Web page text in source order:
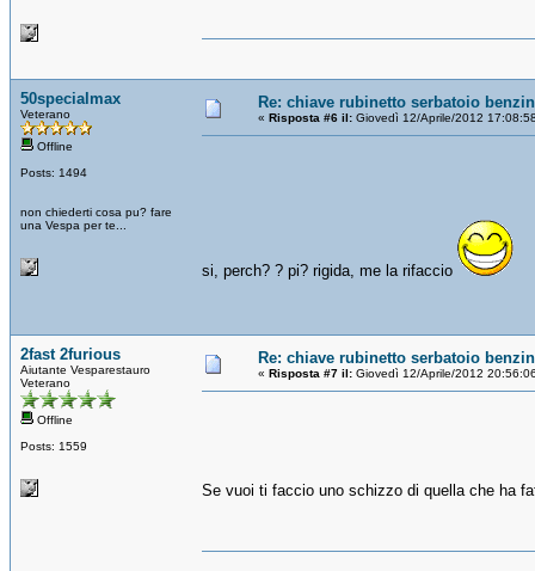
50specialmax
Veterano
Offline
Posts: 1494
non chiederti cosa pu? fare
una Vespa per te...
Re: chiave rubinetto serbatoio
« Risposta #6 il: Giovedì 12/Aprile/2012
si, perch? ? pi? rigida, me la rifaccio
2fast 2furious
Aiutante Vesparestauro
Veterano
Offline
Posts: 1559
Re: chiave rubinetto serbatoio
« Risposta #7 il: Giovedì 12/Aprile/2012
Se vuoi ti faccio uno schizzo di quella che ha